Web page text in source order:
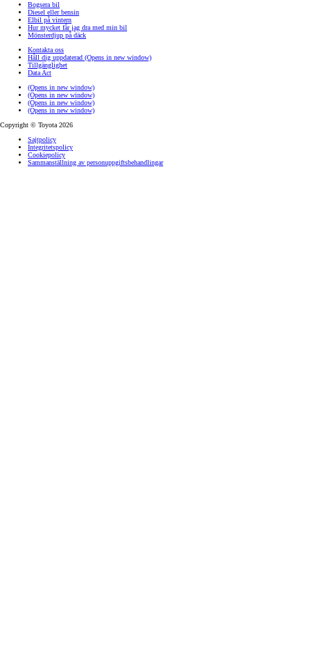
Bogsera bil
Diesel eller bensin
Elbil på vintern
Hur mycket får jag dra med min bil
Mönsterdjup på däck
Kontakta oss
Håll dig uppdaterad (Opens in new window)
Tillgänglighet
Data Act
(Opens in new window)
(Opens in new window)
(Opens in new window)
(Opens in new window)
Copyright © Toyota 2026
Sajtpolicy
Integritetspolicy
Cookiepolicy
Sammanställning av personuppgiftsbehandlingar